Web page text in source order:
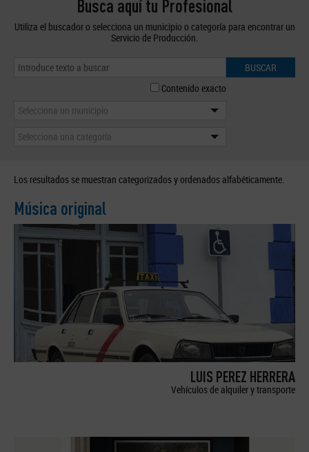
Busca aquí tu Profesional
Utiliza el buscador o selecciona un municipio o categoría para encontrar un
Servicio de Producción.
BUSCAR
Contenido exacto
Selecciona un municipio
Selecciona una categoría
Los resultados se muestran categorizados y ordenados alfabéticamente.
Música original
LUIS PEREZ HERRERA
Vehículos de alquiler y transporte